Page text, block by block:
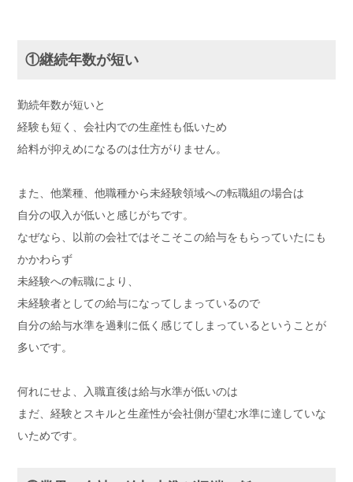
①継続年数が短い
勤続年数が短いと
経験も短く、会社内での生産性も低いため
給料が抑えめになるのは仕方がりません。
また、他業種、他職種から未経験領域への転職組の場合は
自分の収入が低いと感じがちです。
なぜなら、以前の会社ではそこそこの給与をもらっていたにも
かかわらず
未経験への転職により、
未経験者としての給与になってしまっているので
自分の給与水準を過剰に低く感じてしまっているということが
多いです。
何れにせよ、入職直後は給与水準が低いのは
まだ、経験とスキルと生産性が会社側が望む水準に達していな
いためです。